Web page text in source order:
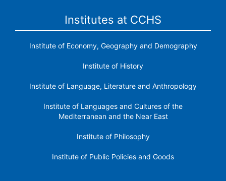
Institutes at CCHS
Institute of Economy, Geography and Demography
Institute of History
Institute of Language, Literature and Anthropology
Institute of Languages ​​and Cultures of the
Mediterranean and the Near East
Institute of Philosophy
Institute of Public Policies and Goods